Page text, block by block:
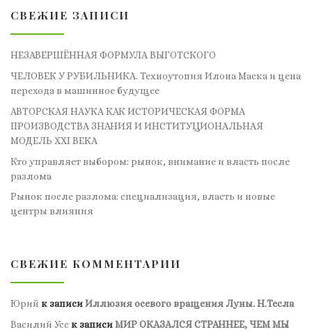
СВЕЖИЕ ЗАПИСИ
НЕЗАВЕРШЁННАЯ ФОРМУЛА ВЫГОТСКОГО
ЧЕЛОВЕК У РУБИЛЬНИКА. Техноутопия Илона Маска и цена
перехода в машинное будущее
АВТОРСКАЯ НАУКА КАК ИСТОРИЧЕСКАЯ ФОРМА
ПРОИЗВОДСТВА ЗНАНИЯ И ИНСТИТУЦИОНАЛЬНАЯ
МОДЕЛЬ XXI ВЕКА
Кто управляет выбором: рынок, внимание и власть после
разлома
Рынок после разлома: специализация, власть и новые
центры влияния
СВЕЖИЕ КОММЕНТАРИИ
Юрий к записиИллюзия осевого вращения Луны. Н.Тесла
Василий Усс к записиМИР ОКАЗАЛСЯ СТРАННЕЕ, ЧЕМ МЫ